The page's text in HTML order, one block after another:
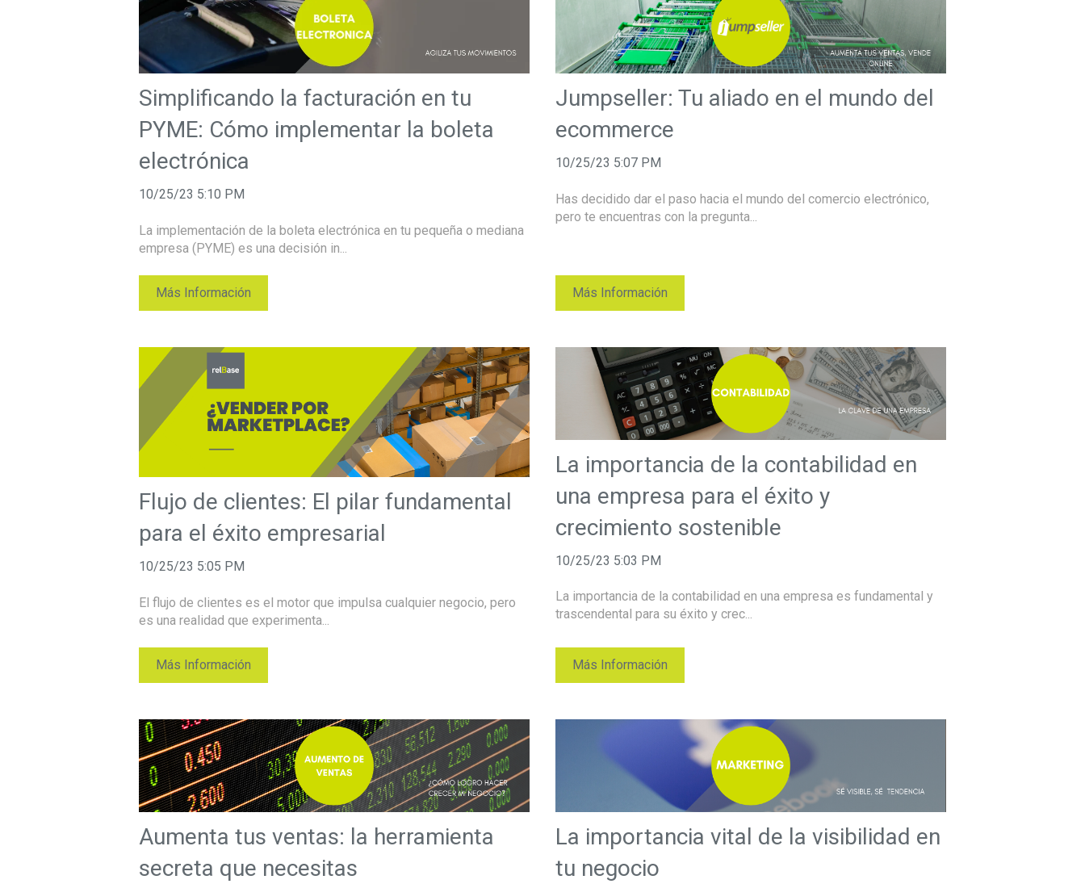
Simplificando la facturación en tu
PYME: Cómo implementar la boleta
electrónica
10/25/23 5:10 PM
La implementación de la boleta electrónica en tu pequeña o mediana
empresa (PYME) es una decisión in...
Más Información
Jumpseller: Tu aliado en el mundo del
ecommerce
10/25/23 5:07 PM
Has decidido dar el paso hacia el mundo del comercio electrónico,
pero te encuentras con la pregunta...
Más Información
Flujo de clientes: El pilar fundamental
para el éxito empresarial
10/25/23 5:05 PM
El flujo de clientes es el motor que impulsa cualquier negocio, pero
es una realidad que experimenta...
Más Información
La importancia de la contabilidad en
una empresa para el éxito y
crecimiento sostenible
10/25/23 5:03 PM
La importancia de la contabilidad en una empresa es fundamental y
trascendental para su éxito y crec...
Más Información
Aumenta tus ventas: la herramienta
secreta que necesitas
La importancia vital de la visibilidad en
tu negocio